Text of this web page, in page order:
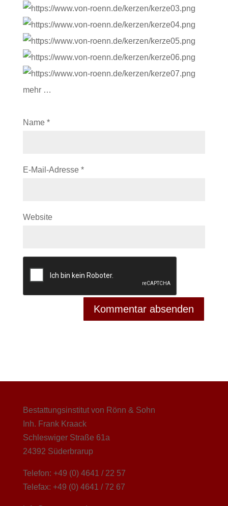
mehr …
Name *
E-Mail-Adresse *
Website
Bestattungsinstitut von Rönn & Sohn
Inh. Frank Kraack
Schleswiger Straße 61a
24392 Süderbrarup
Telefon: +49 (0) 4641 / 22 57
Telefax: +49 (0) 4641 / 72 67